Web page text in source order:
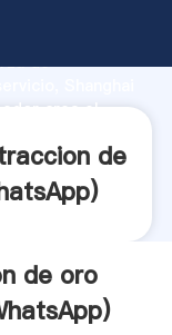
de
crea el
de
)
de oro
)